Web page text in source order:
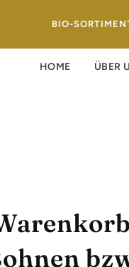
BIO-
HOME ÜBER